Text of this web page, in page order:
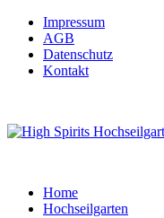
Impressum
AGB
Datenschutz
Kontakt
Home
Hochseilgarten